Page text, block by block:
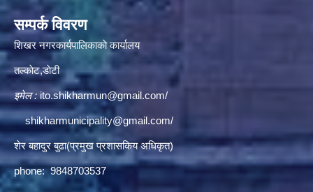
सम्पर्क विवरण
शिखर नगरकार्यपालिकाकाे कार्यालय
तल्काेट,डाेटी
इमेल :ito.shikharmun@gmail.com/
shikharmunicipality@gmail.com/
शेर बहादुर बुढा(प्रमुख प्रशासकिय अधिकृत)
phone: 9848703537